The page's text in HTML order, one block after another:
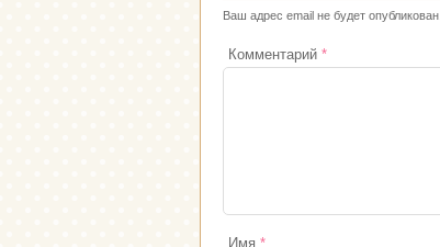
Ваш адрес email не будет опубликован.
Комментарий *
Имя *